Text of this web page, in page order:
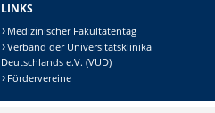
Sicherheitsabfrage:
LINKS
Medizinischer Fakultätentag
Verband der Universitätsklinika
Deutschlands e.V. (VUD)
Fördervereine